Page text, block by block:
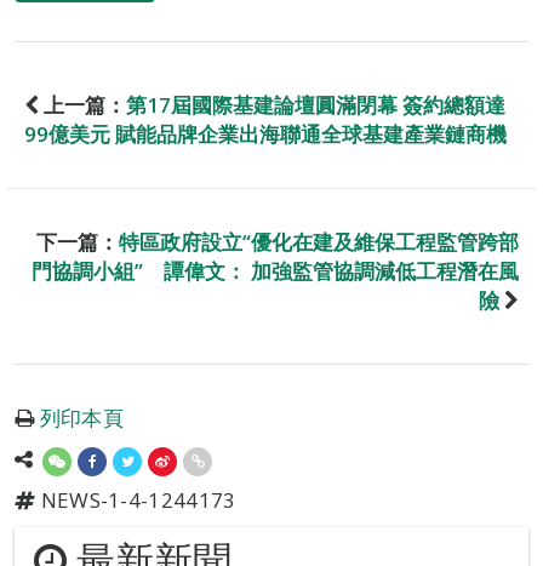
上一篇： 第17屆國際基建論壇圓滿閉幕 簽約總額達
99億美元 賦能品牌企業出海聯通全球基建產業鏈商機
下一篇： 特區政府設立“優化在建及維保工程監管跨部
門協調小組” 譚偉文： 加強監管協調減低工程潛在風
險
列印本頁
NEWS-1-4-1244173